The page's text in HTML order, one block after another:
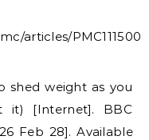
articles/
shed weight as you
[Internet]. BBC
Feb 28]. Available